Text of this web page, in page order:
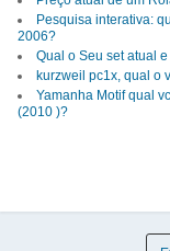
Pesquisa interativa:
2006?
Qual o Seu set atual
kurzweil pc1x, qual o
Yamanha Motif qual
(2010 )?